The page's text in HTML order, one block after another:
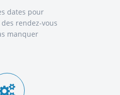
dates pour
rendez-vous
manquer